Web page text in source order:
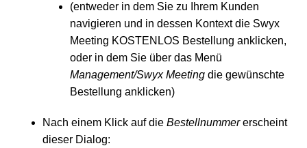
(entweder in dem Sie zu Ihrem Kunden
navigieren und in dessen Kontext die Swyx
Meeting KOSTENLOS Bestellung anklicken,
oder in dem Sie über das Menü
Management/Swyx Meeting die gewünschte
Bestellung anklicken)
Nach einem Klick auf dieBestellnummererscheint
dieser Dialog: